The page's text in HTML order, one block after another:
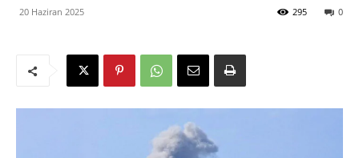
20 Haziran 2025 0
295